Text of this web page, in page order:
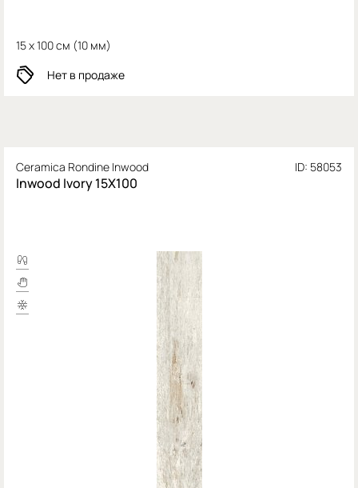
15 x 100 см (10 мм)
Нет в продаже
Ceramica Rondine Inwood ID: 58053
Inwood Ivory 15X100